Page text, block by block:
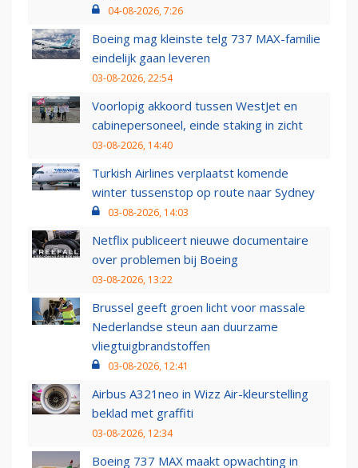
04-08-2026, 7:26
Boeing mag kleinste telg 737 MAX-familie
eindelijk gaan leveren
03-08-2026, 22:54
Voorlopig akkoord tussen WestJet en
cabinepersoneel, einde staking in zicht
03-08-2026, 14:40
Turkish Airlines verplaatst komende
winter tussenstop op route naar Sydney
03-08-2026, 14:03
Netflix publiceert nieuwe documentaire
over problemen bij Boeing
03-08-2026, 13:22
Brussel geeft groen licht voor massale
Nederlandse steun aan duurzame
vliegtuigbrandstoffen
03-08-2026, 12:41
Airbus A321neo in Wizz Air-kleurstelling
beklad met graffiti
03-08-2026, 12:34
Boeing 737 MAX maakt opwachting in